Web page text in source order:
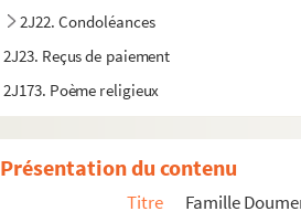
2J22. Condoléances
2J23. Reçus de paiement
2J173. Poème religieux
2J172. Notes
Présentation du contenu
Titre
Famille